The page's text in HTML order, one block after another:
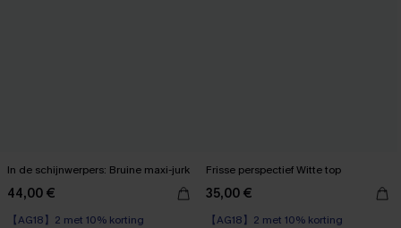
In de schijnwerpers: Bruine maxi-jurk
44,00 €
【AG18】2 met 10% korting
Frisse perspectief Witte top
35,00 €
【AG18】2 met 10% korting